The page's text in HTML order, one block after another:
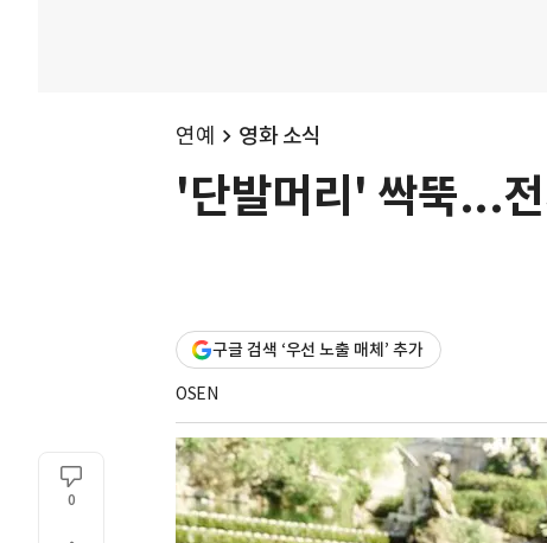
연예 영화 소식
'단발머리' 싹뚝...
구글 검색 ‘우선 노출 매체’ 추가
OSEN
0